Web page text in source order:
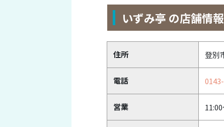
いずみ亭 の店舗情報
住所 登別
電話
営業